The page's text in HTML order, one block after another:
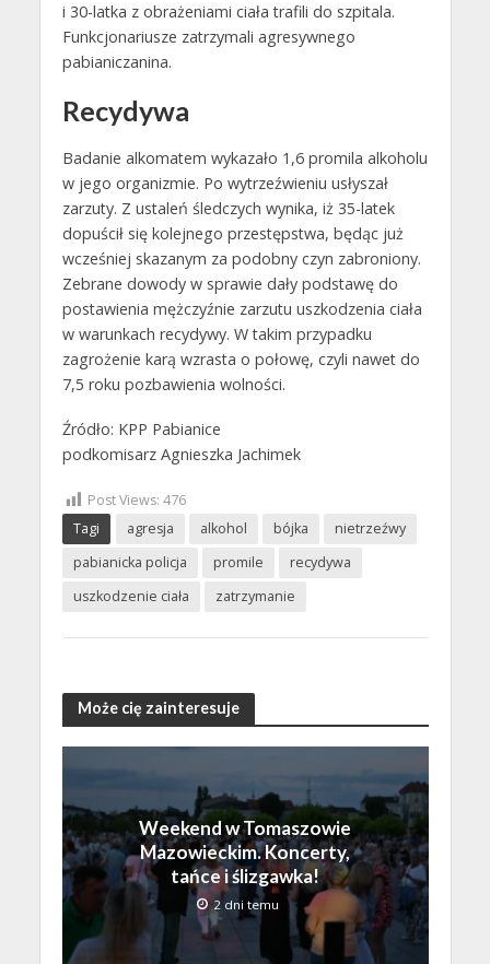
i 30-latka z obrażeniami ciała trafili do szpitala.
Funkcjonariusze zatrzymali agresywnego
pabianiczanina.
Recydywa
Badanie alkomatem wykazało 1,6 promila alkoholu
w jego organizmie. Po wytrzeźwieniu usłyszał
zarzuty. Z ustaleń śledczych wynika, iż 35-latek
dopuścił się kolejnego przestępstwa, będąc już
wcześniej skazanym za podobny czyn zabroniony.
Zebrane dowody w sprawie dały podstawę do
postawienia mężczyźnie zarzutu uszkodzenia ciała
w warunkach recydywy. W takim przypadku
zagrożenie karą wzrasta o połowę, czyli nawet do
7,5 roku pozbawienia wolności.
Źródło: KPP Pabianice
podkomisarz Agnieszka Jachimek
Post Views: 476
Tagi
agresja alkohol bójka
nietrzeźwy
pabianicka policja
promile
recydywa
uszkodzenie ciała
zatrzymanie
Może cię zainteresuje
Weekend w Tomaszowie
Mazowieckim. Koncerty,
tańce i ślizgawka!
2 dni temu